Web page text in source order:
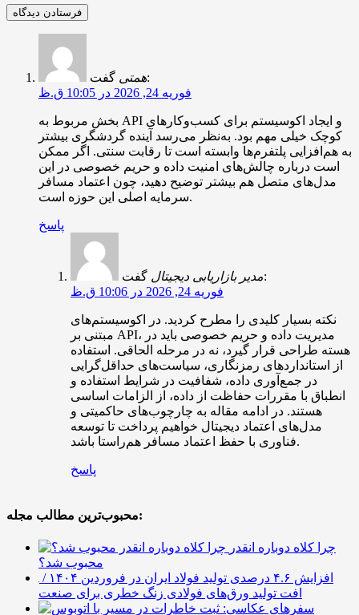
همتیگفت:
فوریه 24, 2026 در 10:05 ق.ظ
بخش مربوط به API و ایجاد اکوسیستم برای کسب‌وکارهای
کوچک خیلی مهم بود. به‌نظر می‌رسد آینده گردشگری بیشتر
به هم‌افزایی پلتفرم‌ها وابسته است تا رقابت سنتی. اگر ممکن
است درباره چالش‌های امنیت داده و حریم خصوصی در این
مدل‌های متصل هم بیشتر توضیح دهید، چون اعتماد مسافر
سرمایه اصلی این حوزه است.
پاسخ
مدیر بازاریابی دیجیتالگفت:
فوریه 24, 2026 در 10:06 ق.ظ
نکته بسیار کلیدی را مطرح کردید. در اکوسیستم‌های
مبتنی بر API، مدیریت داده و حریم خصوصی باید در
هسته طراحی قرار گیرد، نه در مرحله الحاقی. استفاده
از استانداردهای رمزنگاری، سیاست‌های حداقل‌گرایی
در جمع‌آوری داده، شفافیت در شرایط استفاده و
انطباق با مقررات حفاظت از داده، از الزامات اساسی
هستند. در ادامه مقاله به چارچوب‌های حاکمیتی و
مدل‌های اعتماد دیجیتال خواهیم پرداخت تا توسعه
فناوری با حفظ اعتماد مسافر هم‌راستا باشد.
پاسخ
محبوب‌ترین مطالب مجله:
چرا کلاه دوباره انقدر
محبوب شد؟
افزایش ۴.۶ درصدی تولید فولاد ایران در فروردین ۱۴۰۴ /
افت تولید ورق‌های فولادی زنگ خطری برای صنعت